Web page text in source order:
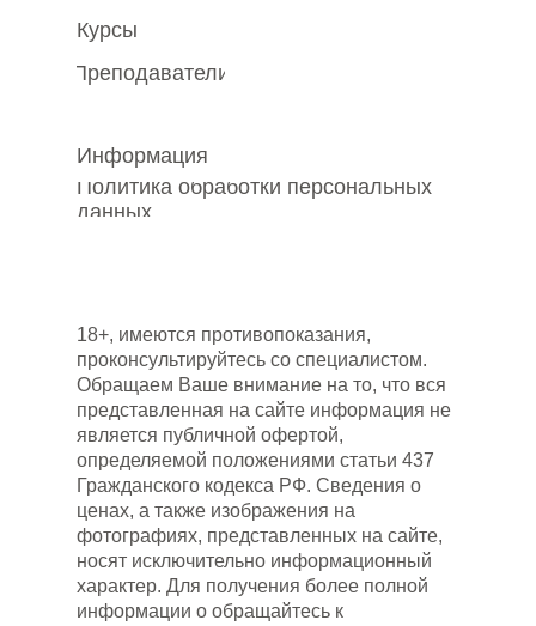
18+, имеются противопоказания,
проконсультируйтесь со специалистом.
Обращаем Ваше внимание на то, что вся
представленная на сайте информация не
является публичной офертой,
определяемой положениями статьи 437
Гражданского кодекса РФ. Сведения о
ценах, а также изображения на
фотографиях, представленных на сайте,
носят исключительно информационный
характер. Для получения более полной
информации о обращайтесь к
Курсы
Преподаватели
Информация
Политика обработки персональных
данных